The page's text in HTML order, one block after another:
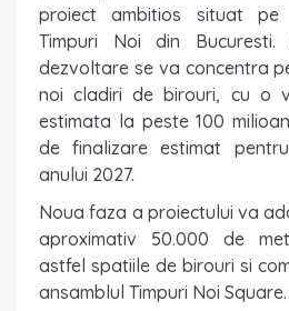
proiect ambitios situat
Timpuri Noi din
dezvoltare se va concentra
noi cladiri de birouri, cu o
estimata la peste 100
de finalizare estimat
anului 2027.
Noua faza a proiectului va
aproximativ 50.000 de
astfel spatiile de birouri si
ansamblul Timpuri Noi Square.